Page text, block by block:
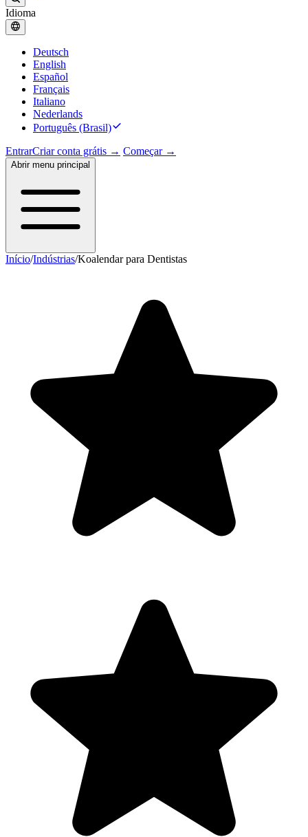
Idioma
Deutsch
English
Español
Français
Italiano
Nederlands
Português (Brasil)
EntrarCriar conta grátis → Começar →
Abrir menu principal
Início/Indústrias/Koalendar para Dentistas